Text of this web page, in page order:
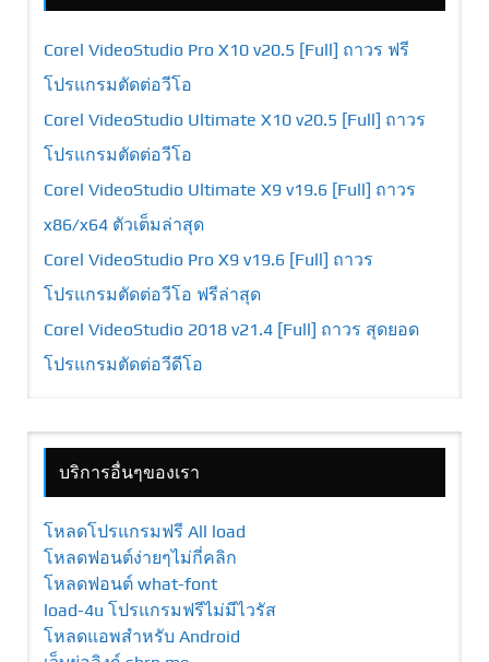
Corel VideoStudio Pro X10 v20.5 [Full] ถาวร ฟรี
โปรแกรมตัดต่อวีโอ
Corel VideoStudio Ultimate X10 v20.5 [Full] ถาวร
โปรแกรมตัดต่อวีโอ
Corel VideoStudio Ultimate X9 v19.6 [Full] ถาวร
x86/x64 ตัวเต็มล่าสุด
Corel VideoStudio Pro X9 v19.6 [Full] ถาวร
โปรแกรมตัดต่อวีโอ ฟรีล่าสุด
Corel VideoStudio 2018 v21.4 [Full] ถาวร สุดยอด
โปรแกรมตัดต่อวีดีโอ
บริการอื่นๆของเรา
โหลดโปรแกรมฟรี All load
โหลดฟอนต์ง่ายๆไม่กี่คลิก
โหลดฟอนต์ what-font
load-4u โปรแกรมฟรีไม่มีไวรัส
โหลดแอพสำหรับ Android